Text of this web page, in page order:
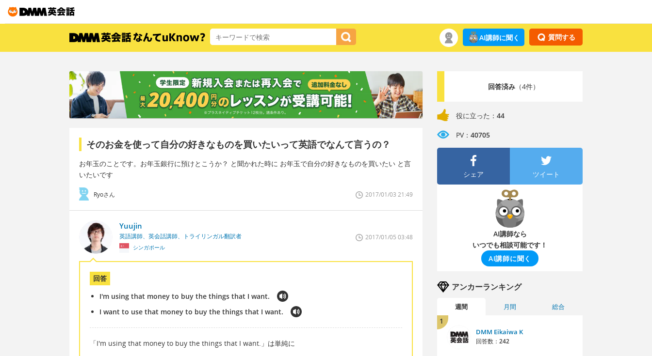
質問する
AI講師に聞く
そのお金を使って自分の好きなものを買いたいって英語でなんて言うの？
お年玉のことです。お年玉銀行に預けとこうか？ と聞かれた時に お年玉で自分の好きなものを買いたい と言
いたいです
Ryoさん 2017/01/03 21:49
Yuujin
英語講師、英会話講師、トライリンガル翻訳者
シンガポール
2017/01/05 03:48
回答
I'm using that money to buy the things that I want.
I want to use that money to buy the things that I want.
「I'm using that money to buy the things that I want.」は単純に
回答済み（4件）
役に立った： 44
PV： 40705
シェア ツイート
AI講師なら
いつでも相談可能です！
AI講師に聞く
アンカーランキング
週間 月間 総合
1
DMM Eikaiwa K
回答数： 242